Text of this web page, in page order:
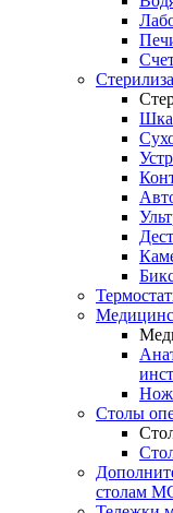
Столы
столам